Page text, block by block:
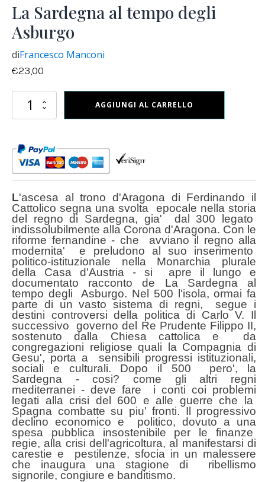
La Sardegna al tempo degli
Asburgo
diFrancesco Manconi
€23,00
Sardegna
degli
Asburgo
quantità
AGGIUNGI AL CARRELLO
L'ascesa al trono d'Aragona di Ferdinando il
Cattolico segna una svolta epocale nella storia
del regno di Sardegna, gia' dal 300 legato
indissolubilmente alla Corona d'Aragona. Con le
riforme fernandine - che avviano il regno alla
modernita' e preludono al suo inserimento
politico-istituzionale nella Monarchia plurale
della Casa d'Austria - si apre il lungo e
documentato racconto de La Sardegna al
tempo degli Asburgo. Nel 500 l'isola, ormai fa
parte di un vasto sistema di regni, segue i
destini controversi della politica di Carlo V. Il
successivo governo del Re Prudente Filippo II,
sostenuto dalla Chiesa cattolica e da
congregazioni religiose quali la Compagnia di
Gesu', porta a sensibili progressi istituzionali,
sociali e culturali. Dopo il 500 pero', la
Sardegna - cosi? come gli altri regni
mediterranei - deve fare i conti coi problemi
legati alla crisi del 600 e alle guerre che la
Spagna combatte su piu' fronti. Il progressivo
declino economico e politico, dovuto a una
spesa pubblica insostenibile per le finanze
regie, alla crisi dell'agricoltura, al manifestarsi di
carestie e pestilenze, sfocia in un malessere
che inaugura una stagione di ribellismo
signorile, congiure e banditismo.